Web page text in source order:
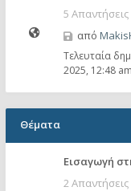
5
από
Τελευταία
2025, 12:48 am
Θέματα
Εισαγωγή
2